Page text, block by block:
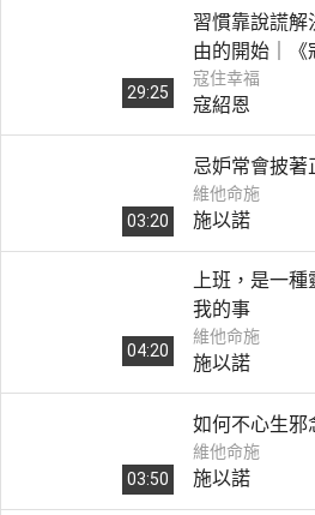
29:25
習慣靠說謊解
由的開始｜《
真理對抗謊言
寇住幸福
寇紹恩
03:20
忌妒常會披著
維他命施
施以諾
04:20
上班，是一
我的事
維他命施
施以諾
03:50
如何不心生邪
維他命施
施以諾